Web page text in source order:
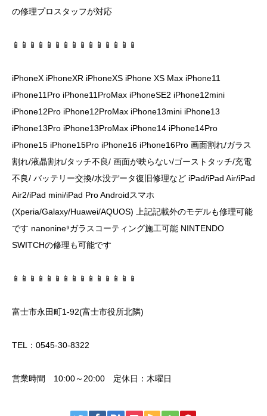
の修理プロスタッフが対応
📱📱📱📱📱📱📱📱📱📱📱📱📱📱📱
iPhoneX iPhoneXR iPhoneXS iPhone XS Max iPhone11
iPhone11Pro iPhone11ProMax iPhoneSE2 iPhone12mini
iPhone12Pro iPhone12ProMax iPhone13mini iPhone13
iPhone13Pro iPhone13ProMax iPhone14 iPhone14Pro
iPhone15 iPhone15Pro iPhone16 iPhone16Pro 画面割れ/ガラス
割れ/液晶割れ/タッチ不良/ 画面が映らない/ゴーストタッチ/充電
不良/ バッテリー交換/水没データ復旧修理など iPad/iPad Air/iPad
Air2/iPad mini/iPad Pro Androidスマホ
(Xperia/Galaxy/Huawei/AQUOS) 上記記載外のモデルも修理可能
です nanonine⁹ガラスコーティング施工可能 NINTENDO
SWITCHの修理も可能です
📱📱📱📱📱📱📱📱📱📱📱📱📱📱📱
富士市永田町1-92(富士市役所北隣)
TEL：0545-30-8322
営業時間 10:00～20:00 定休日：木曜日